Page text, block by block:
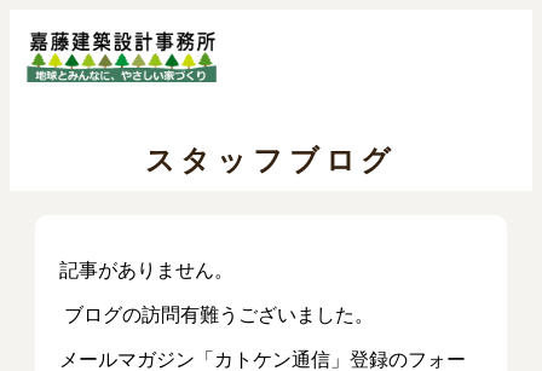
スタッフブログ
記事がありません。
ブログの訪問有難うございました。
メールマガジン「カトケン通信」登録のフォー